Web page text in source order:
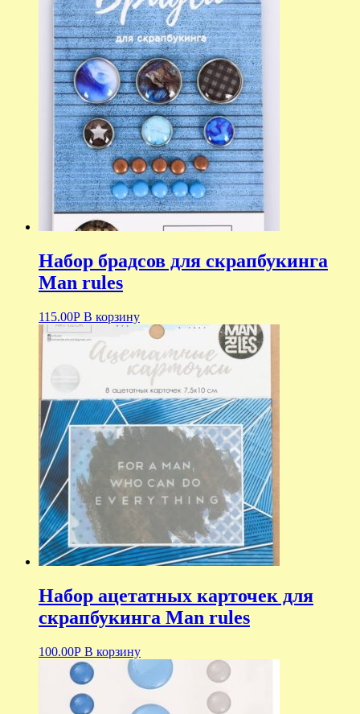
Набор брадсов для скрапбукинга
Man rules
115.00Р В корзину
Набор ацетатных карточек для
скрапбукинга Man rules
100.00Р В корзину